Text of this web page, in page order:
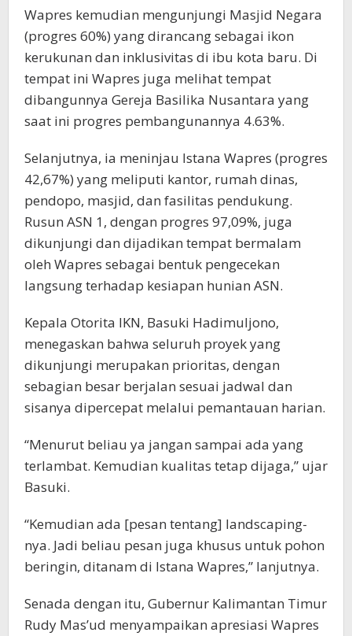
Wapres kemudian mengunjungi Masjid Negara
(progres 60%) yang dirancang sebagai ikon
kerukunan dan inklusivitas di ibu kota baru. Di
tempat ini Wapres juga melihat tempat
dibangunnya Gereja Basilika Nusantara yang
saat ini progres pembangunannya 4.63%.
Selanjutnya, ia meninjau Istana Wapres (progres
42,67%) yang meliputi kantor, rumah dinas,
pendopo, masjid, dan fasilitas pendukung.
Rusun ASN 1, dengan progres 97,09%, juga
dikunjungi dan dijadikan tempat bermalam
oleh Wapres sebagai bentuk pengecekan
langsung terhadap kesiapan hunian ASN.
Kepala Otorita IKN, Basuki Hadimuljono,
menegaskan bahwa seluruh proyek yang
dikunjungi merupakan prioritas, dengan
sebagian besar berjalan sesuai jadwal dan
sisanya dipercepat melalui pemantauan harian.
“Menurut beliau ya jangan sampai ada yang
terlambat. Kemudian kualitas tetap dijaga,” ujar
Basuki.
“Kemudian ada [pesan tentang] landscaping-
nya. Jadi beliau pesan juga khusus untuk pohon
beringin, ditanam di Istana Wapres,” lanjutnya.
Senada dengan itu, Gubernur Kalimantan Timur
Rudy Mas’ud menyampaikan apresiasi Wapres